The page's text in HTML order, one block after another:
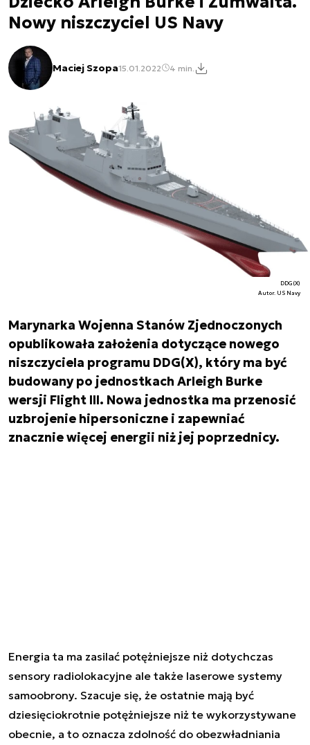
Nowy niszczyciel US Navy
Maciej Szopa15.01.2022 4 min.
DDG(X)
Autor. US Navy
Marynarka Wojenna Stanów Zjednoczonych
opublikowała założenia dotyczące nowego
niszczyciela programu DDG(X), który ma być
budowany po jednostkach Arleigh Burke
wersji Flight III. Nowa jednostka ma przenosić
uzbrojenie hipersoniczne i zapewniać
znacznie więcej energii niż jej poprzednicy.
Energia ta ma zasilać potężniejsze niż dotychczas
sensory radiolokacyjne ale także laserowe systemy
samoobrony. Szacuje się, że ostatnie mają być
dziesięciokrotnie potężniejsze niż te wykorzystywane
obecnie, a to oznacza zdolność do obezwładniania